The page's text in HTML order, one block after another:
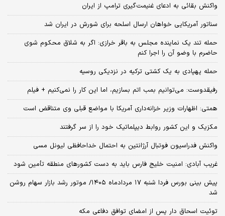
واکنش بقائی به ادعای غنیمت‌گیری ترامپ از ایران
سناتور آمریکایی خواهان ارسال اسلحه برای شورش در ایران شد
حمله تند یک نماینده مجلس به باقر خرازی: اگر به شلاق محکوم شوی
حاضرم با وضو آن را اجرا کنم
حمله پهپادی به یک کشتی ترکیه در نزدیکی روسیه
رفیقدوست: می‌توانیم بمب اتم بسازیم، اما این کار را نمی‌کنیم + فیلم
همتی: اظهارات وزیر خزانه‌داری آمریکا با مواضع قبلی وی متناقض است
مکزیک و این کشور روابط دیپلماتیک خود را از سر گرفتند
واکنش فدراسیون فوتبال آرژانتین به احتمال خداحافظی لیونل مسی
غریب آبادی: امنیت خلیج فارس باید به دست کشورهای منطقه تأمین شود
پیش بینی بورس فردا شنبه ۱۷ مردادماه ۱۴۰۵/ موتور رشد بازار سهام روشن
شد
توئیت اسحاق دار پس از امضای توافق دفاعی مکه